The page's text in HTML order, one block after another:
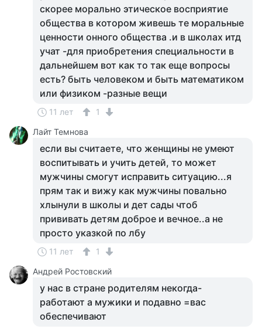
скорее морально этическое восприятие
общества в котором живешь те моральные
ценности онного общества .и в школах итд
учат -для приобретения специальности в
дальнейшем вот как то так еще вопросы
есть? быть человеком и быть математиком
или физиком -разные вещи
11 лет
1
Лайт Темнова
если вы считаете, что женщины не умеют
воспитывать и учить детей, то может
мужчины смогут исправить ситуацию...я
прям так и вижу как мужчины повально
хлынули в школы и дет сады чтоб
прививать детям доброе и вечное..а не
просто указкой по лбу
11 лет
1
Андрей Ростовский
у нас в стране родителям некогда-
работают а мужики и подавно =вас
обеспечивают